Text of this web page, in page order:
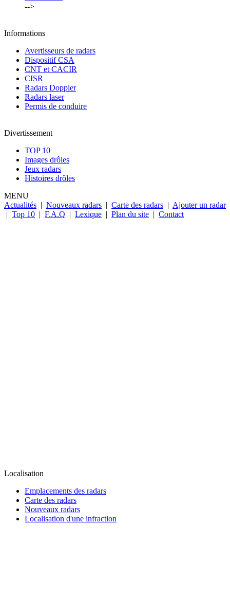
-->
Informations
Avertisseurs de radars
Dispositif CSA
CNT et CACIR
CISR
Radars Doppler
Radars laser
Permis de conduire
Divertissement
TOP 10
Images drôles
Jeux radars
Histoires drôles
MENU
Actualités | Nouveaux radars | Carte des radars | Ajouter un radar
| Top 10 | F.A.Q | Lexique | Plan du site | Contact
Localisation
Emplacements des radars
Carte des radars
Nouveaux radars
Localisation d'une infraction